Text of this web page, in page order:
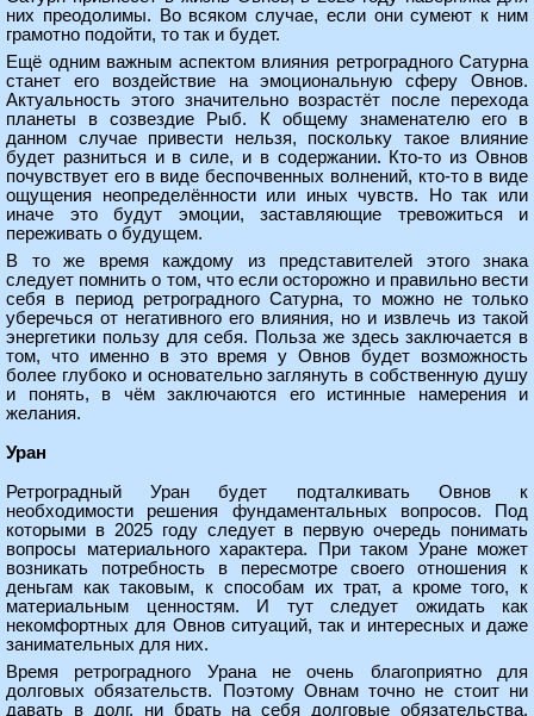
них преодолимы. Во всяком случае, если они сумеют к ним
грамотно подойти, то так и будет.
Ещё одним важным аспектом влияния ретроградного Сатурна
станет его воздействие на эмоциональную сферу Овнов.
Актуальность этого значительно возрастёт после перехода
планеты в созвездие Рыб. К общему знаменателю его в
данном случае привести нельзя, поскольку такое влияние
будет разниться и в силе, и в содержании. Кто-то из Овнов
почувствует его в виде беспочвенных волнений, кто-то в виде
ощущения неопределённости или иных чувств. Но так или
иначе это будут эмоции, заставляющие тревожиться и
переживать о будущем.
В то же время каждому из представителей этого знака
следует помнить о том, что если осторожно и правильно вести
себя в период ретроградного Сатурна, то можно не только
уберечься от негативного его влияния, но и извлечь из такой
энергетики пользу для себя. Польза же здесь заключается в
том, что именно в это время у Овнов будет возможность
более глубоко и основательно заглянуть в собственную душу
и понять, в чём заключаются его истинные намерения и
желания.
Уран
Ретроградный Уран будет подталкивать Овнов к
необходимости решения фундаментальных вопросов. Под
которыми в 2025 году следует в первую очередь понимать
вопросы материального характера. При таком Уране может
возникать потребность в пересмотре своего отношения к
деньгам как таковым, к способам их трат, а кроме того, к
материальным ценностям. И тут следует ожидать как
некомфортных для Овнов ситуаций, так и интересных и даже
занимательных для них.
Время ретроградного Урана не очень благоприятно для
долговых обязательств. Поэтому Овнам точно не стоит ни
давать в долг, ни брать на себя долговые обязательства.